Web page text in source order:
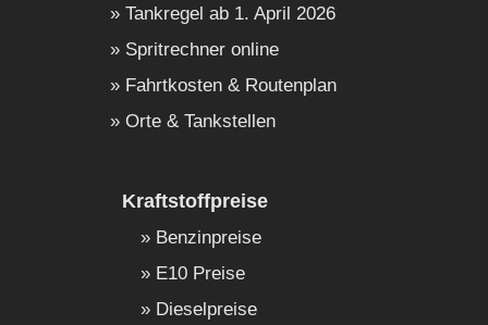
Tankregel ab 1. April 2026
Spritrechner online
Fahrtkosten & Routenplan
Orte & Tankstellen
Kraftstoffpreise
Benzinpreise
E10 Preise
Dieselpreise